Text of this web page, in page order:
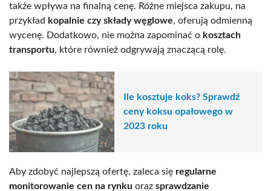
także wpływa na finalną cenę. Różne miejsca zakupu, na
przykład kopalnie czy składy węglowe, oferują odmienną
wycenę. Dodatkowo, nie można zapominać o kosztach
transportu, które również odgrywają znaczącą rolę.
Ile kosztuje koks? Sprawdź
ceny koksu opałowego w
2023 roku
Aby zdobyć najlepszą ofertę, zaleca się regularne
monitorowanie cen na rynku oraz sprawdzanie